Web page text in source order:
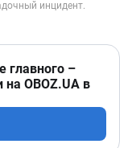
главного –
OBOZ.UA в